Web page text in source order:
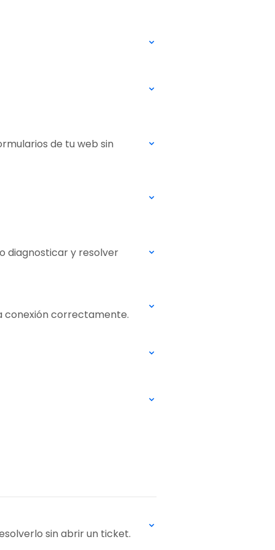
de tu web sin
diagnosticar y resolver
conexión correctamente.
sin abrir un ticket.